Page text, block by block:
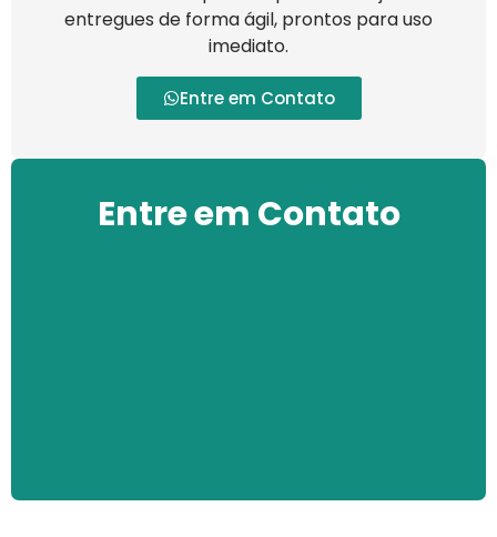
entregues de forma ágil, prontos para uso
imediato.
Entre em Contato
Entre em Contato